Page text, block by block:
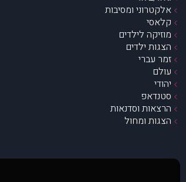
אלקטרוני ומסיבות
קלאסי
מוזיקה לילדים
הצגות ילדים
זמר עברי
עולם
יהודי
סטנדאפ
הרצאות וסדנאות
הצגות ומחול